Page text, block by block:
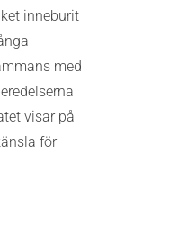
inneburit
med
visar på
för